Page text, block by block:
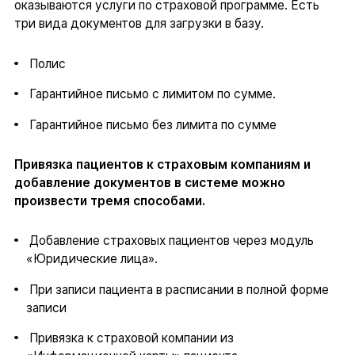
оказываются услуги по страховой программе. Есть
три вида документов для загрузки в базу.
Полис
Гарантийное письмо с лимитом по сумме.
Гарантийное письмо без лимита по сумме
Привязка пациентов к страховым компаниям и
добавление документов в системе можно
произвести тремя способами.
Добавление страховых пациентов через модуль
«Юридические лица».
При записи пациента в расписании в полной форме
записи
Привязка к страховой компании из